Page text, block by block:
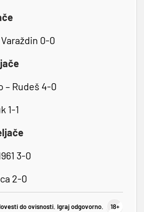
0-0
– Rudeš 4-0
1-1
3-0
2-0
do ovisnosti. Igraj odgovorno.